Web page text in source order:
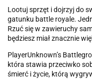
Lootuj sprzęt i dojrzyj do
gatunku battle royale.
Rzuć się w zawieruchy
będziesz miał znacznie
PlayerUnknown’s
która stawia przeciwko
śmierć i życie, którą